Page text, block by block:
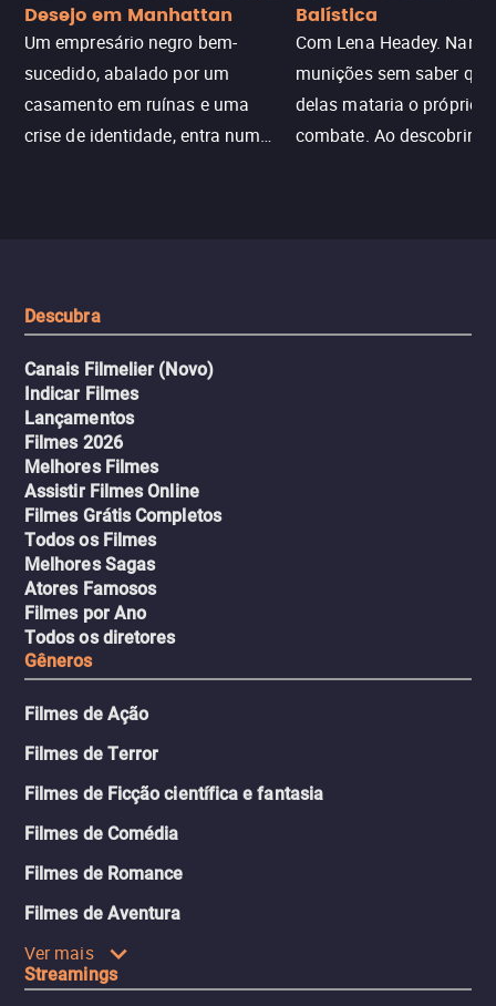
Desejo em Manhattan
Um empresário negro bem-
sucedido, abalado por um
casamento em ruínas e uma
crise de identidade, entra num
Balística
Com Lena Headey.
munições sem saber
delas mataria o próprio
combate. Ao descobrir a
Descubra
Canais Filmelier (Novo)
Indicar Filmes
Lançamentos
Filmes 2026
Melhores Filmes
Assistir Filmes Online
Filmes Grátis Completos
Todos os Filmes
Melhores Sagas
Atores Famosos
Filmes por Ano
Todos os diretores
Gêneros
Filmes de Ação
Filmes de Terror
Filmes de Ficção científica e fantasia
Filmes de Comédia
Filmes de Romance
Filmes de Aventura
Ver mais
Streamings